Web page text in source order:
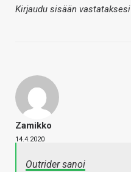
Kirjaudu sisään vastataksesi
Zamikko
14.4.2020
Outrider sanoi